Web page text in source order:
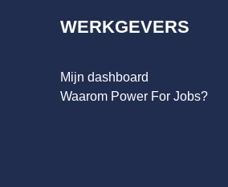
WERKGEVERS
Mijn dashboard
Waarom Power For Jobs?